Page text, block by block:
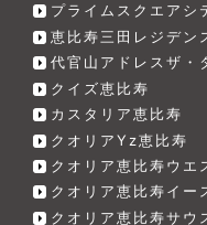
プライムスクエアシ
恵比寿三田レジデン
代官山アドレスザ・
クイズ恵比寿
カスタリア恵比寿
クオリアYz恵比寿
クオリア恵比寿ウエ
クオリア恵比寿イー
クオリア恵比寿サウ